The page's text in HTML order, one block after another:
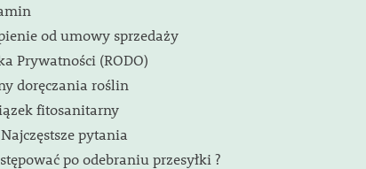
od umowy sprzedaży
Prywatności (RODO)
doręczania roślin
fitosanitarny
pytania
po odebraniu przesyłki ?